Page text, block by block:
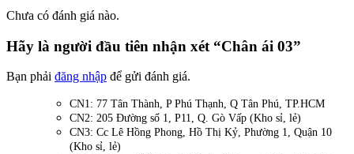
Chưa có đánh giá nào.
Hãy là người đầu tiên nhận xét “Chân ái 03”
Bạn phải đăng nhập để gửi đánh giá.
CN1: 77 Tân Thành, P Phú Thạnh, Q Tân Phú, TP.HCM
CN2: 205 Đường số 1, P11, Q. Gò Vấp (Kho sỉ, lẻ)
CN3: Cc Lê Hồng Phong, Hồ Thị Kỷ, Phường 1, Quận 10
(Kho sỉ, lẻ)